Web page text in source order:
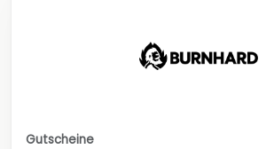
Gutscheine